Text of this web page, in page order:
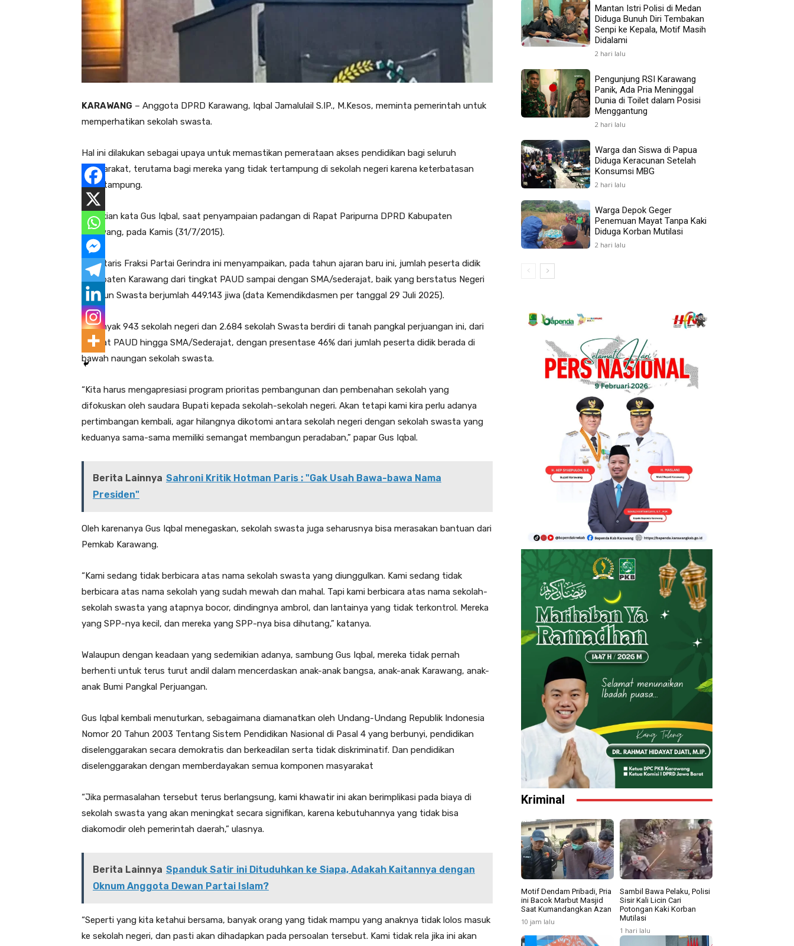
KARAWANG – Anggota DPRD Karawang, Iqbal Jamalulail S.IP., M.Kesos, meminta pemerintah untuk
memperhatikan sekolah swasta.
Hal ini dilakukan sebagai upaya untuk memastikan pemerataan akses pendidikan bagi seluruh
masyarakat, terutama bagi mereka yang tidak tertampung di sekolah negeri karena keterbatasan
daya tampung.
Demikian kata Gus Iqbal, saat penyampaian padangan di Rapat Paripurna DPRD Kabupaten
Karawang, pada Kamis (31/7/2015).
Sekretaris Fraksi Partai Gerindra ini menyampaikan, pada tahun ajaran baru ini, jumlah peserta didik
Kabupaten Karawang dari tingkat PAUD sampai dengan SMA/sederajat, baik yang berstatus Negeri
maupun Swasta berjumlah 449.143 jiwa (data Kemendikdasmen per tanggal 29 Juli 2025).
Sebanyak 943 sekolah negeri dan 2.684 sekolah Swasta berdiri di tanah pangkal perjuangan ini, dari
tingkat PAUD hingga SMA/Sederajat, dengan presentase 46% dari jumlah peserta didik berada di
bawah naungan sekolah swasta.
“Kita harus mengapresiasi program prioritas pembangunan dan pembenahan sekolah yang
difokuskan oleh saudara Bupati kepada sekolah-sekolah negeri. Akan tetapi kami kira perlu adanya
pertimbangan kembali, agar hilangnya dikotomi antara sekolah negeri dengan sekolah swasta yang
keduanya sama-sama memiliki semangat membangun peradaban,” papar Gus Iqbal.
Berita Lainnya Sahroni Kritik Hotman Paris : "Gak Usah Bawa-bawa Nama
Presiden"
Oleh karenanya Gus Iqbal menegaskan, sekolah swasta juga seharusnya bisa merasakan bantuan dari
Pemkab Karawang.
“Kami sedang tidak berbicara atas nama sekolah swasta yang diunggulkan. Kami sedang tidak
berbicara atas nama sekolah yang sudah mewah dan mahal. Tapi kami berbicara atas nama sekolah-
sekolah swasta yang atapnya bocor, dindingnya ambrol, dan lantainya yang tidak terkontrol. Mereka
yang SPP-nya kecil, dan mereka yang SPP-nya bisa dihutang,” katanya.
Walaupun dengan keadaan yang sedemikian adanya, sambung Gus Iqbal, mereka tidak pernah
berhenti untuk terus turut andil dalam mencerdaskan anak-anak bangsa, anak-anak Karawang, anak-
anak Bumi Pangkal Perjuangan.
Gus Iqbal kembali menuturkan, sebagaimana diamanatkan oleh Undang-Undang Republik Indonesia
Nomor 20 Tahun 2003 Tentang Sistem Pendidikan Nasional di Pasal 4 yang berbunyi, pendidikan
diselenggarakan secara demokratis dan berkeadilan serta tidak diskriminatif. Dan pendidikan
diselenggarakan dengan memberdayakan semua komponen masyarakat
“Jika permasalahan tersebut terus berlangsung, kami khawatir ini akan berimplikasi pada biaya di
sekolah swasta yang akan meningkat secara signifikan, karena kebutuhannya yang tidak bisa
diakomodir oleh pemerintah daerah,” ulasnya.
Berita Lainnya Spanduk Satir ini Dituduhkan ke Siapa, Adakah Kaitannya dengan
Oknum Anggota Dewan Partai Islam?
“Seperti yang kita ketahui bersama, banyak orang yang tidak mampu yang anaknya tidak lolos masuk
ke sekolah negeri, dan pasti akan dihadapkan pada persoalan tersebut. Kami tidak rela jika ini akan
Mantan Istri Polisi di Medan
Diduga Bunuh Diri Tembakan
Senpi ke Kepala, Motif Masih
Didalami
2 hari lalu
Pengunjung RSI Karawang
Panik, Ada Pria Meninggal
Dunia di Toilet dalam Posisi
Menggantung
2 hari lalu
Warga dan Siswa di Papua
Diduga Keracunan Setelah
Konsumsi MBG
2 hari lalu
Warga Depok Geger
Penemuan Mayat Tanpa Kaki
Diduga Korban Mutilasi
2 hari lalu
Kriminal
Motif Dendam Pribadi, Pria
ini Bacok Marbut Masjid
Saat Kumandangkan Azan
10 jam lalu
Sambil Bawa Pelaku, Polisi
Sisir Kali Licin Cari
Potongan Kaki Korban
Mutilasi
1 hari lalu